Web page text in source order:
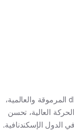
تتمتع الدنمارك بأحد أعلى مستويات الرقمنة في العالم. يضمن توزيعنا روابط خلفية من نطاقات .dk المرموقة والعالمية،
العالية، تحسن
الدول الإسكندنافية.